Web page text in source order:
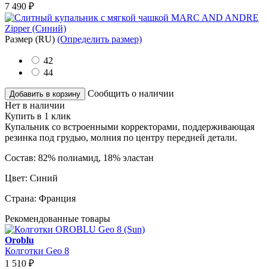
7 490 ₽
Размер (RU) (Определить размер)
42
44
Добавить в корзину
Сообщить о наличии
Нет в наличии
Купить в 1 клик
Купальник со встроенными корректорами, поддерживающая
резинка под грудью, молния по центру передней детали.
Состав: 82% полиамид, 18% эластан
Цвет: Синий
Страна: Франция
Рекомендованные товары
Oroblu
Колготки Geo 8
1 510 ₽